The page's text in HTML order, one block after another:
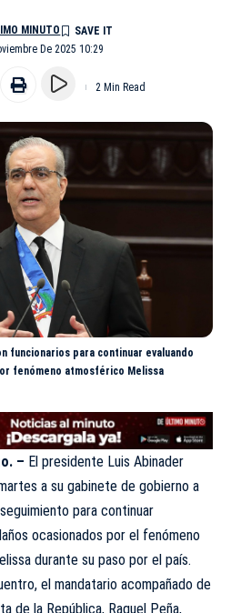
De 2025 10:29
MINUTO
2 Min Read
funcionarios para continuar evaluando
fenómeno atmosférico Melissa
– El presidente Luis Abinader
a su gabinete de gobierno a
para continuar
ocasionados por el fenómeno
durante su paso por el país.
el mandatario acompañado de
de la República, Raquel Peña,